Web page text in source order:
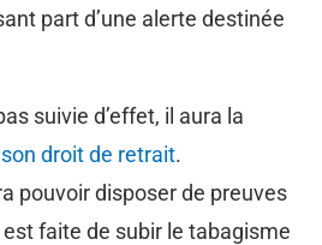
part d’une alerte destinée
suivie d’effet, il aura la
son droit de retrait.
pouvoir disposer de preuves
est faite de subir le tabagisme